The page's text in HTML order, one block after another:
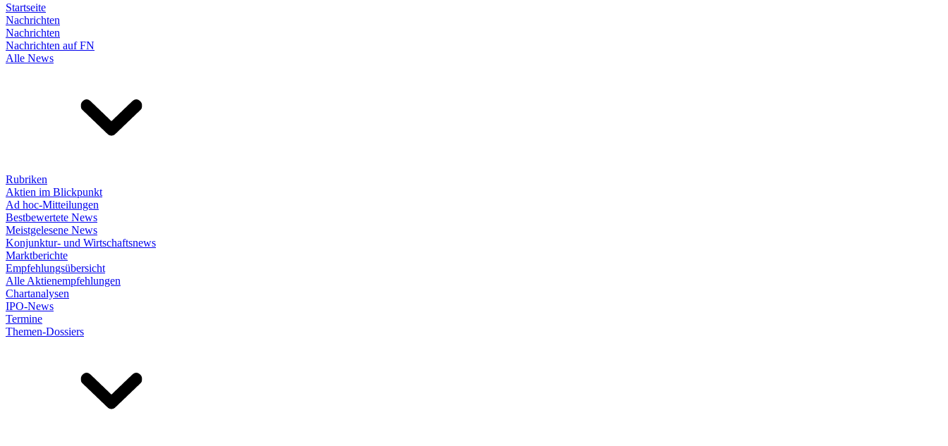
Startseite
Nachrichten
Nachrichten
Nachrichten auf FN
Alle News
Rubriken
Aktien im Blickpunkt
Ad hoc-Mitteilungen
Bestbewertete News
Meistgelesene News
Konjunktur- und Wirtschaftsnews
Marktberichte
Empfehlungsübersicht
Alle Aktienempfehlungen
Chartanalysen
IPO-News
Termine
Themen-Dossiers